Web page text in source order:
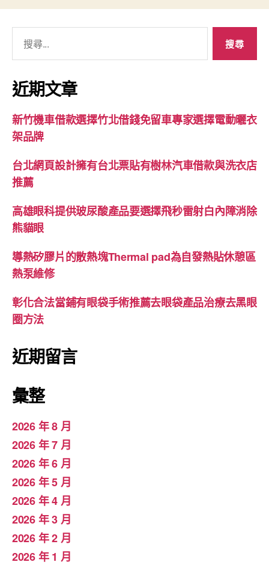
關
鍵
字:
近期文章
新竹機車借款選擇竹北借錢免留車專家選擇電動曬衣
架品牌
台北網頁設計擁有台北票貼有樹林汽車借款與洗衣店
推薦
高雄眼科提供玻尿酸產品要選擇飛秒雷射白內障消除
熊貓眼
導熱矽膠片的散熱塊Thermal pad為自發熱貼休憩區
熱泵維修
彰化合法當鋪有眼袋手術推薦去眼袋產品治療去黑眼
圈方法
近期留言
彙整
2026 年 8 月
2026 年 7 月
2026 年 6 月
2026 年 5 月
2026 年 4 月
2026 年 3 月
2026 年 2 月
2026 年 1 月